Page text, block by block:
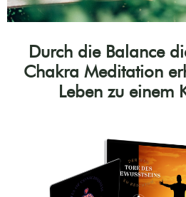
Durch die Balance
Chakra Meditation
Leben zu einem